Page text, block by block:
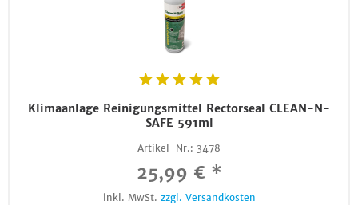
Klimaanlage Reinigungsmittel Rectorseal CLEAN-N-
SAFE 591ml
Artikel-Nr.: 3478
25,99 € *
inkl. MwSt. zzgl. Versandkosten